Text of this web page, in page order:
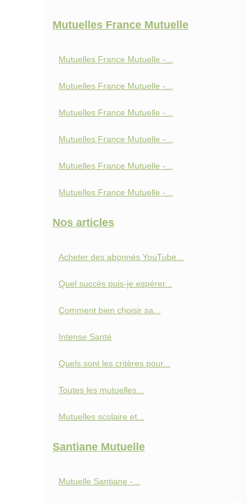
Mutuelles France Mutuelle
Mutuelles France Mutuelle -...
Mutuelles France Mutuelle -...
Mutuelles France Mutuelle -...
Mutuelles France Mutuelle -...
Mutuelles France Mutuelle -...
Mutuelles France Mutuelle -...
Nos articles
Acheter des abonnés YouTube...
Quel succès puis-je espérer...
Comment bien choisir sa...
Intense Santé
Quels sont les critères pour...
Toutes les mutuelles...
Mutuelles scolaire et...
Santiane Mutuelle
Mutuelle Santiane -...